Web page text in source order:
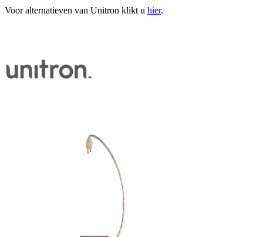
Voor alternatieven van Unitron klikt u hier.